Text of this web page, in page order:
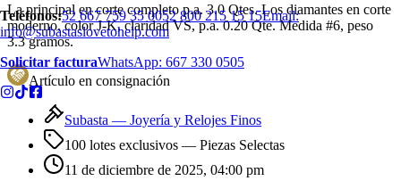
Teléfonos:52 667 759 35 0052 800 215 15 15Email:
info@subastaslovetohelp.com
Solicitar facturaWhatsApp: 667 330 0505
La principal en corte completo p.a. 3.0 Qtes. Los diamantes en corte
moderno, color J-K, claridad VS, p.a. 0.20 Qte. Medida #6, peso
3.3 gramos.
Artículo en consignación
Subasta — Joyería y Relojes Finos
100 lotes exclusivos — Piezas Selectas
11 de diciembre de 2025, 04:00 pm